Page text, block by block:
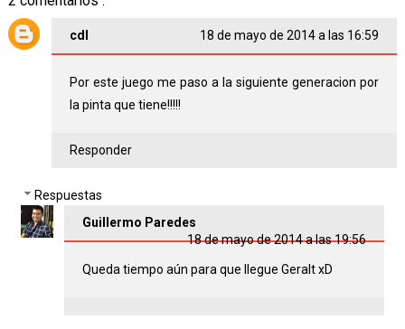
cdl 18 de mayo de 2014 a las 16:59
Por este juego me paso a la siguiente generacion por
la pinta que tiene!!!!!
Responder
Respuestas
Guillermo Paredes
18 de mayo de 2014 a las 19:56
Queda tiempo aún para que llegue Geralt xD